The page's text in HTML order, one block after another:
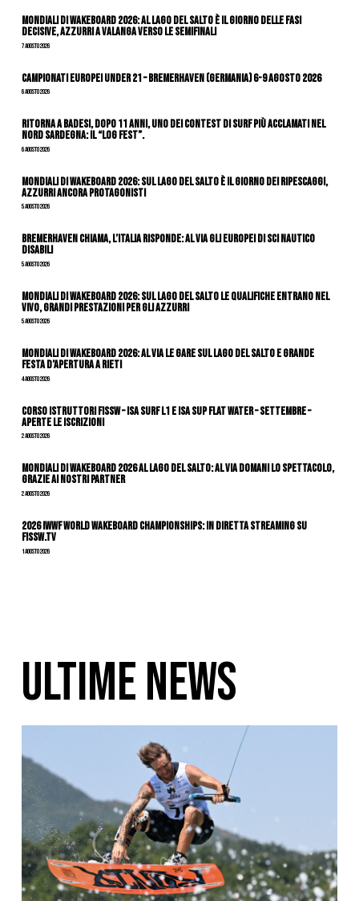
Mondiali di Wakeboard 2026: al Lago del Salto è il giorno delle fasi
decisive, azzurri a valanga verso le semifinali
7 Agosto 2026
Campionati Europei Under 21 – Bremerhaven (Germania) 6-9 agosto 2026
6 Agosto 2026
Ritorna a Badesi, dopo 11 anni, uno dei contest di surf più acclamati nel
nord Sardegna: il “Log Fest”.
6 Agosto 2026
Mondiali di Wakeboard 2026: sul Lago del Salto è il giorno dei ripescaggi,
azzurri ancora protagonisti
5 Agosto 2026
Bremerhaven chiama, l’Italia risponde: al via gli Europei di Sci Nautico
Disabili
5 Agosto 2026
Mondiali di Wakeboard 2026: sul Lago del Salto le qualifiche entrano nel
vivo, grandi prestazioni per gli azzurri
5 Agosto 2026
Mondiali di Wakeboard 2026: al via le gare sul Lago del Salto e grande
festa d’apertura a Rieti
4 Agosto 2026
CORSO ISTRUTTORI FISSW – ISA SURF L1 e ISA SUP Flat Water – SETTEMBRE –
APERTE LE ISCRIZIONI
2 Agosto 2026
Mondiali di Wakeboard 2026 al Lago del Salto: al via domani lo spettacolo,
grazie ai nostri Partner
2 Agosto 2026
2026 IWWF WORLD WAKEBOARD CHAMPIONSHIPS: IN DIRETTA STREAMING SU
FISSW.TV
1 Agosto 2026
ULTIME NEWS